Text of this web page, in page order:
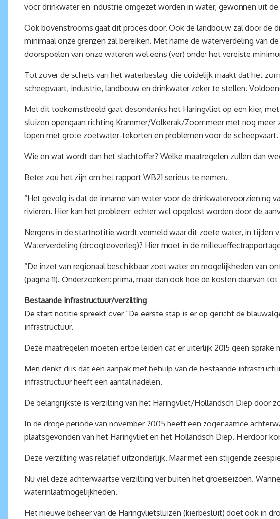
voor drinkwater en industrie omgezet worden in water, gewonnen uit
Ook bovenstrooms gaat dit proces door. Ook de landbouw zal door de
minimaal onze grenzen zal bereiken. Met name de waterverdeling van
doorspoelen van onze wateren wel eens (ver) onder het vereiste
Tot zover de schets van het waterbeslag, die duidelijk maakt dat het
scheepvaart, industrie, landbouw en drinkwater zeker te stellen.
Met dit toekomstbeeld gaat desondanks het Haringvliet op een kier,
sluizen opengaan richting Krammer/Volkerak/Zoommeer met nog
lopen met grote zoetwater-tekorten en problemen voor de scheepvaart.
Wie en wat wordt dan het slachtoffer? Welke maatregelen zullen dan
Beter zou het zijn om het rapport WB21 serieus te nemen.
“Het gevolg is dat de inname van water voor de drinkwatervoorziening
rivieren. Hier kan het probleem echter wel opgelost worden door de
Nergens in de startnotitie wordt vermeld waar dit zoete water, in tijden
Waterverdeling (droogteoverleg)? Hier moet in de
“De inzet van regionaal beschikbaar zoet water en mogelijkheden van
(pagina 11). Onderzoeken: prima, maar dan ook hoe de kosten daarvan
Bestaande infrastructuur/verzilting
De start notitie spreekt over “De eerste stap is er op gericht de
infrastructuur.
Deze maatregelen moeten ertoe leiden dat er uiterlijk 2015 geen
Men denkt dus dat een aanpak met behulp van de bestaande
infrastructuur heeft een aantal nadelen.
De belangrijkste is verzilting van het Haringvliet/Hollandsch Diep door
In de droge periode van november 2005 heeft een zogenaamde
plaatsgevonden van het Haringvliet en het Hollandsch Diep. Hierdoor
Deze verzilting was relatief uitzonderlijk. Maar met een stijgende
Nu viel deze achterwaartse verzilting ver buiten het groeiseizoen.
waterinlaatmogelijkheden.
Het nieuwe beheer van de Haringvlietsluizen (kierbesluit) doet ook in